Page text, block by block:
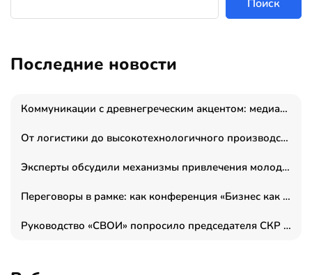
Поиск
Последние новости
Коммуникации с древнегреческим акцентом: медиаменеджер и журналист Владимир Дергачев запустил коммуникационное агентство «Сократ 2.0»
От логистики до высокотехнологичного производства: как основатель “гагаринга” выстраивает экосистему безопасности и гражданских БПЛА
Эксперты обсудили механизмы привлечения молодых специалистов в промышленные города
Переговоры в рамке: как конференция «Бизнес как искусство» переформатирует деловой этикет в стенах ТПП РФ
Руководство «СВОИ» попросило председателя СКР дать правовую оценку обысков в тыловом штабе